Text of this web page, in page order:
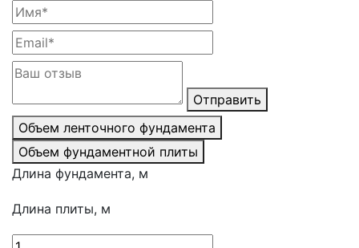
Отправить
Объем ленточного фундамента
Объем фундаментной плиты
Длина фундамента, м
Длина плиты, м